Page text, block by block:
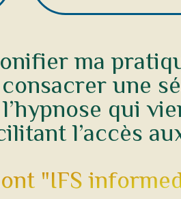
ma
une
qui
l’accès
"IFS